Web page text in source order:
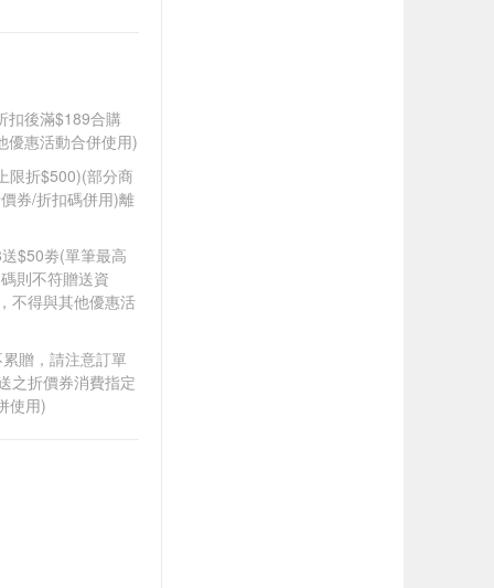
扣後滿$189合購
優惠活動合併使用)
限折$500)(部分商
券/折扣碼併用)離
$50劵(單筆最高
則不符贈送資
不得與其他優惠活
贈，請注意訂單
之折價券消費指定
使用)